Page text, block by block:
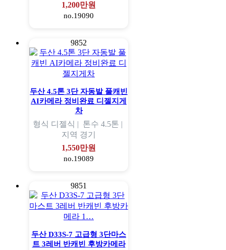
1,200만원
no.19090
9852
두산 4.5톤 3단 자동발 풀캐빈
AI카메라 정비완료 디젤지게
차
형식 디젤식 | 톤수 4.5톤 |
지역 경기
1,550만원
no.19089
9851
두산 D33S-7 고급형 3단마스
트 3레버 반캐빈 후방카메라